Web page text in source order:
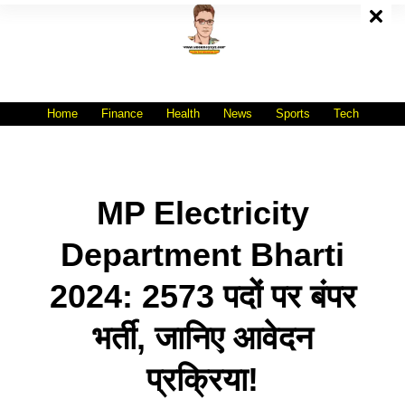
Home Finance Health News Sports Tech
MP Electricity
Department Bharti
2024: 2573 पदों पर बंपर
भर्ती, जानिए आवेदन
प्रक्रिया!